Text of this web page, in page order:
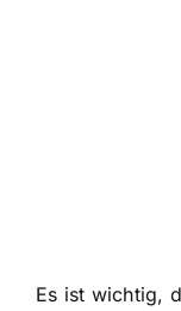
Es ist wichtig,